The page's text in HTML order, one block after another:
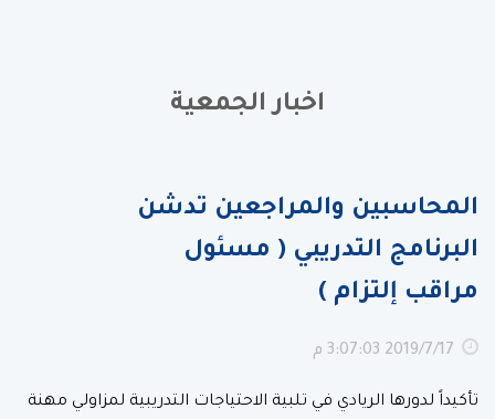
اخبار الجمعية
المحاسبين والمراجعين تدشن
البرنامج التدريبي ( مسئول
مراقب إلتزام )
17‏‏/7‏‏/2019 3:07:03 م
تأكيداً لدورها الريادي في تلبية الاحتياجات التدريبية لمزاولي مهنة